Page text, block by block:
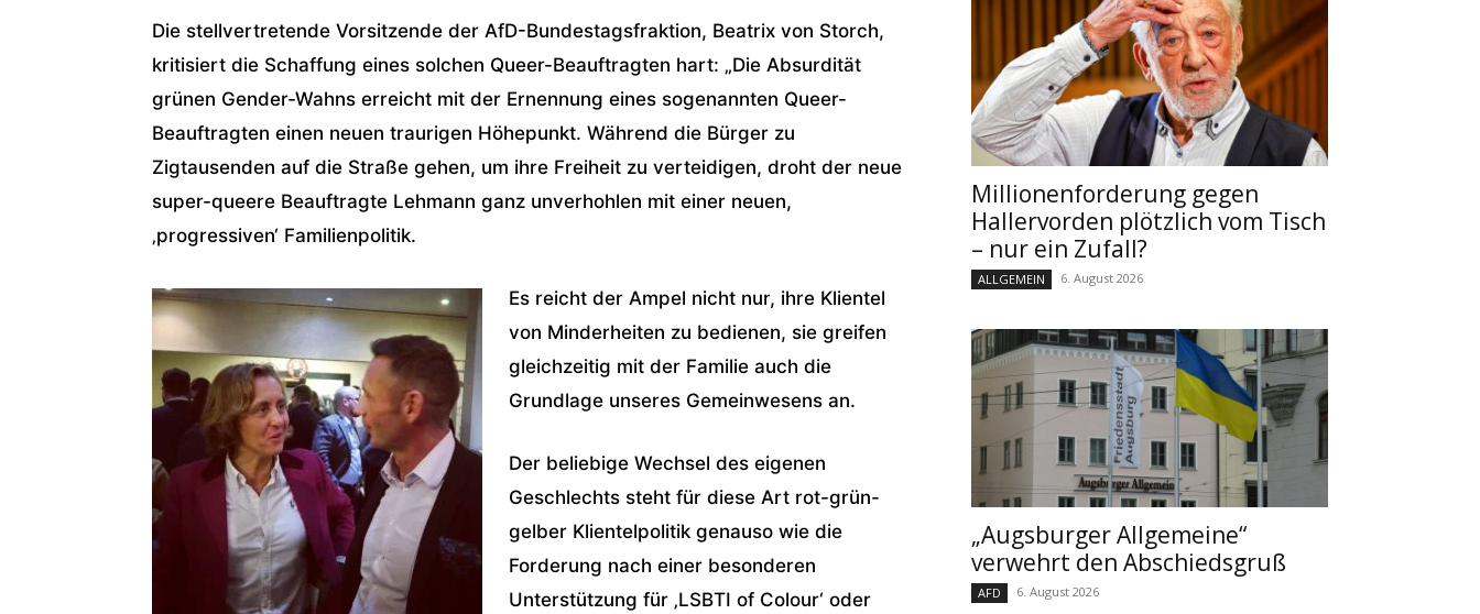
Die stellvertretende Vorsitzende der AfD-Bundestagsfraktion, Beatrix von Storch,
kritisiert die Schaffung eines solchen Queer-Beauftragten hart: „Die Absurdität
grünen Gender-Wahns erreicht mit der Ernennung eines sogenannten Queer-
Beauftragten einen neuen traurigen Höhepunkt. Während die Bürger zu
Zigtausenden auf die Straße gehen, um ihre Freiheit zu verteidigen, droht der neue
super-queere Beauftragte Lehmann ganz unverhohlen mit einer neuen,
‚progressiven‘ Familienpolitik.
Es reicht der Ampel nicht nur, ihre Klientel
von Minderheiten zu bedienen, sie greifen
gleichzeitig mit der Familie auch die
Grundlage unseres Gemeinwesens an.
Der beliebige Wechsel des eigenen
Geschlechts steht für diese Art rot-grün-
gelber Klientelpolitik genauso wie die
Forderung nach einer besonderen
Unterstützung für ‚LSBTI of Colour‘ oder
Millionenforderung gegen
Hallervorden plötzlich vom Tisch
– nur ein Zufall?
ALLGEMEIN 6. August 2026
„Augsburger Allgemeine“
verwehrt den Abschiedsgruß
AFD 6. August 2026